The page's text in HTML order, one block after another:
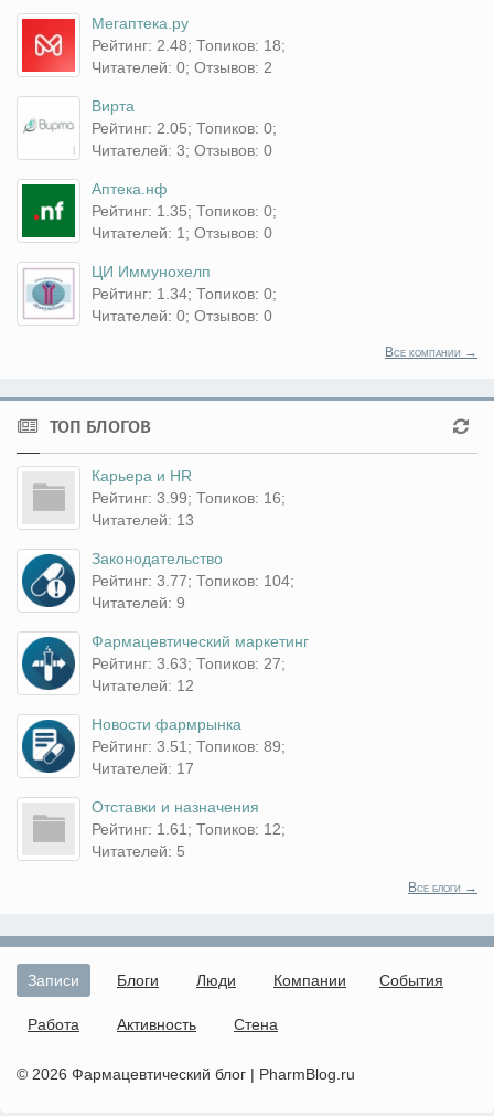
Мегаптека.ру
Рейтинг: 2.48; Топиков: 18;
Читателей: 0; Отзывов: 2
Вирта
Рейтинг: 2.05; Топиков: 0;
Читателей: 3; Отзывов: 0
Аптека.нф
Рейтинг: 1.35; Топиков: 0;
Читателей: 1; Отзывов: 0
ЦИ Иммунохелп
Рейтинг: 1.34; Топиков: 0;
Читателей: 0; Отзывов: 0
Все компании →
ТОП БЛОГОВ
Карьера и HR
Рейтинг: 3.99; Топиков: 16;
Читателей: 13
Законодательство
Рейтинг: 3.77; Топиков: 104;
Читателей: 9
Фармацевтический маркетинг
Рейтинг: 3.63; Топиков: 27;
Читателей: 12
Новости фармрынка
Рейтинг: 3.51; Топиков: 89;
Читателей: 17
Отставки и назначения
Рейтинг: 1.61; Топиков: 12;
Читателей: 5
Все блоги →
Записи Блоги Люди Компании События
Работа Активность Стена
© 2026 Фармацевтический блог | PharmBlog.ru